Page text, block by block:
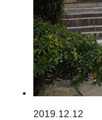
2019.12.12